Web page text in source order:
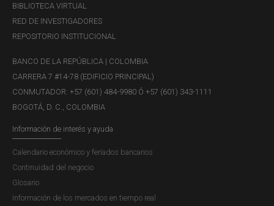
BIBLIOTECA VIRTUAL
RED DE INVESTIGADORES
REPOSITORIO INSTITUCIONAL
BANCO DE LA REPÚBLICA | COLOMBIA
CARRERA 7 #14-78 (EDIFICIO PRINCIPAL)
CONMUTADOR: +57 (601) 484-9980 Ó +57 (601) 343-1111
BOGOTÁ, D. C., COLOMBIA
Información de interés y ayuda
Calendario económico y feriados bancarios
Continuidad del negocio
Glosario
Información de los mercados en tiempo real